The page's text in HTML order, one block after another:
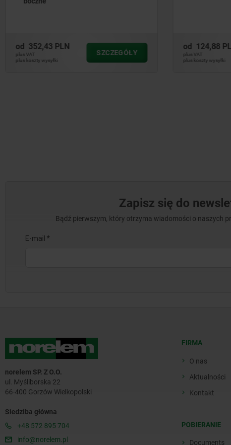
od124,88 PLN
plus VAT
plus koszty wysyłki
SZCZEGÓŁY
od 30,57
plus VAT
plus koszty wysyłki
Zapisz się do
Bądź pierwszym, który otrzyma wiadomości o naszych
norelem SP. Z O.O.
ul. Myśliborska 22
66-400 Gorzów Wielkopolski
Siedziba główna
+48 572 895 704
info@norelem.pl
FIRMA
O nas
Aktualności
Kontakt
POBIERANIE
Documents